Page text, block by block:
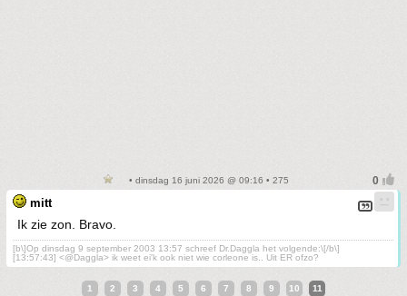
• dinsdag 16 juni 2026 @ 09:16 • 275
mitt
Ik zie zon. Bravo.
[b\]Op dinsdag 9 september 2003 13:57 schreef Dr.Daggla het volgende:\[/b\]
[13:57:43] <@Daggla> ik weet ei'k ook niet wie corleone is.. Uit ER ofzo?
1 2 3 4 5 6 7 8 9 10 11